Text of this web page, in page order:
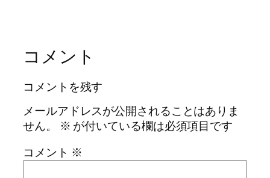
コメント
コメントを残す
メールアドレスが公開されることはありま
せん。
※ が付いている欄は必須項目です
コメント ※